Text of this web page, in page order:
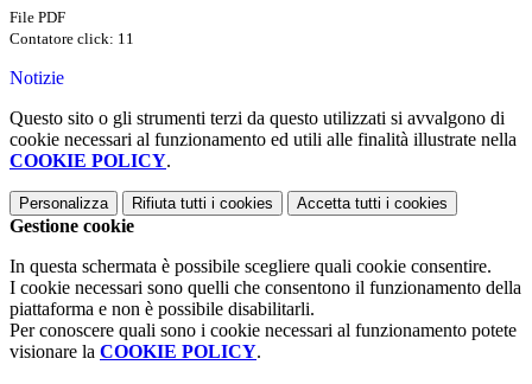
File PDF
Contatore click: 11
Notizie
Questo sito o gli strumenti terzi da questo utilizzati si avvalgono di
cookie necessari al funzionamento ed utili alle finalità illustrate nella
COOKIE POLICY.
Personalizza Rifiuta tutti i cookies Accetta tutti i cookies
Gestione cookie
In questa schermata è possibile scegliere quali cookie consentire.
I cookie necessari sono quelli che consentono il funzionamento della
piattaforma e non è possibile disabilitarli.
Per conoscere quali sono i cookie necessari al funzionamento potete
visionare la COOKIE POLICY.